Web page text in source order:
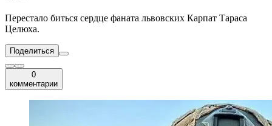
Перестало биться сердце фаната львовских Карпат Тараса
Целюха.
Поделиться
0
комментарии